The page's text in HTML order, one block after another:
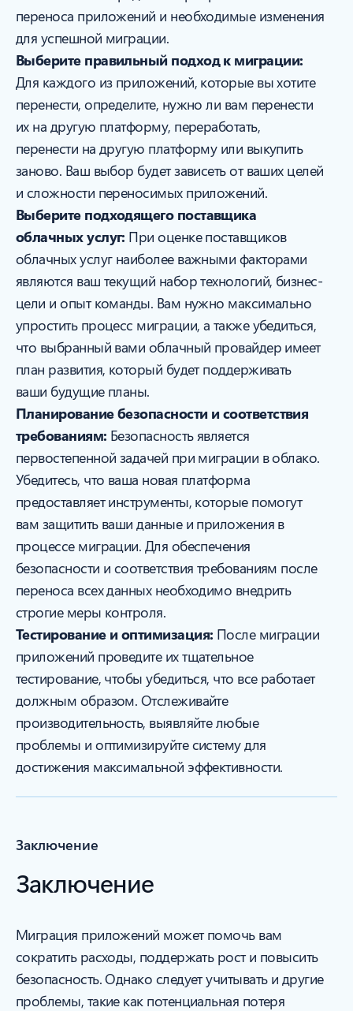
переноса приложений и необходимые изменения
для успешной миграции.
Выберите правильный подход к миграции:
Для каждого из приложений, которые вы хотите
перенести, определите, нужно ли вам перенести
их на другую платформу, переработать,
перенести на другую платформу или выкупить
заново. Ваш выбор будет зависеть от ваших целей
и сложности переносимых приложений.
Выберите подходящего поставщика
облачных услуг: При оценке поставщиков
облачных услуг наиболее важными факторами
являются ваш текущий набор технологий, бизнес-
цели и опыт команды. Вам нужно максимально
упростить процесс миграции, а также убедиться,
что выбранный вами облачный провайдер имеет
план развития, который будет поддерживать
ваши будущие планы.
Планирование безопасности и соответствия
требованиям: Безопасность является
первостепенной задачей при миграции в облако.
Убедитесь, что ваша новая платформа
предоставляет инструменты, которые помогут
вам защитить ваши данные и приложения в
процессе миграции. Для обеспечения
безопасности и соответствия требованиям после
переноса всех данных необходимо внедрить
строгие меры контроля.
Тестирование и оптимизация: После миграции
приложений проведите их тщательное
тестирование, чтобы убедиться, что все работает
должным образом. Отслеживайте
производительность, выявляйте любые
проблемы и оптимизируйте систему для
достижения максимальной эффективности.
Заключение
Заключение
Миграция приложений может помочь вам
сократить расходы, поддержать рост и повысить
безопасность. Однако следует учитывать и другие
проблемы, такие как потенциальная потеря